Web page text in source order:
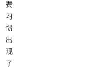
费
习
惯
出
现
了